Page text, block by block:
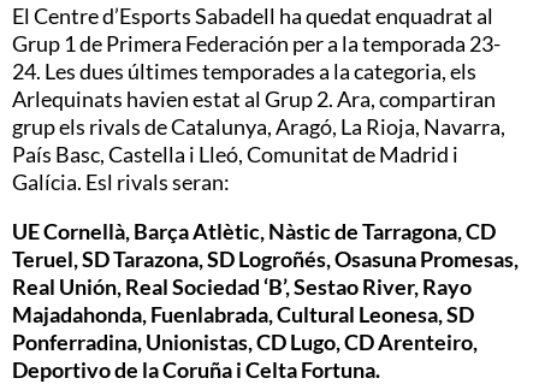
El Centre d’Esports Sabadell ha quedat enquadrat al
Grup 1 de Primera Federación per a la temporada 23-
24. Les dues últimes temporades a la categoria, els
Arlequinats havien estat al Grup 2. Ara, compartiran
grup els rivals de Catalunya, Aragó, La Rioja, Navarra,
País Basc, Castella i Lleó, Comunitat de Madrid i
Galícia. Esl rivals seran:
UE Cornellà, Barça Atlètic, Nàstic de Tarragona, CD
Teruel, SD Tarazona, SD Logroñés, Osasuna Promesas,
Real Unión, Real Sociedad ‘B’, Sestao River, Rayo
Majadahonda, Fuenlabrada, Cultural Leonesa, SD
Ponferradina, Unionistas, CD Lugo, CD Arenteiro,
Deportivo de la Coruña i Celta Fortuna.